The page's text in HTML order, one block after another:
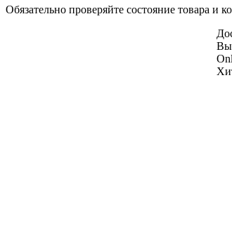
Обязательно проверяйте состояние товара и